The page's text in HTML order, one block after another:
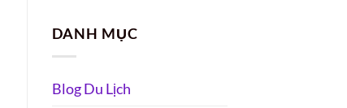
DANH MỤC
Blog Du Lịch